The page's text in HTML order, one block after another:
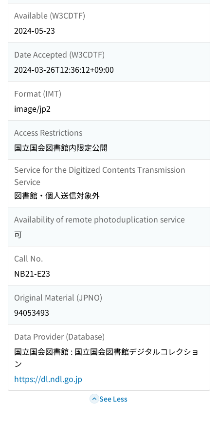
Available (W3CDTF)
2024-05-23
Date Accepted (W3CDTF)
2024-03-26T12:36:12+09:00
Format (IMT)
image/jp2
Access Restrictions
国立国会図書館内限定公開
Service for the Digitized Contents Transmission
Service
図書館・個人送信対象外
Availability of remote photoduplication service
可
Call No.
NB21-E23
Original Material (JPNO)
94053493
Data Provider (Database)
国立国会図書館 : 国立国会図書館デジタルコレクショ
ン
https://dl.ndl.go.jp
See Less